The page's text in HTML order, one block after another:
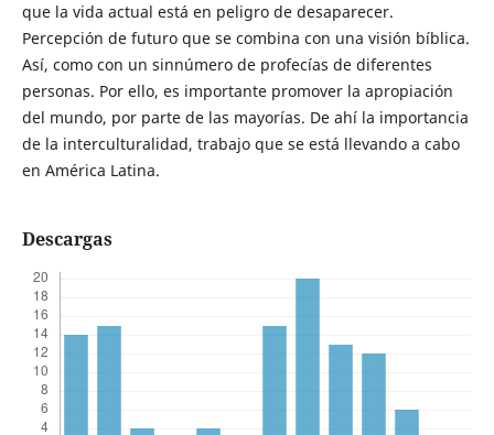
que la vida actual está en peligro de desaparecer.
Percepción de futuro que se combina con una visión bíblica.
Así, como con un sinnúmero de profecías de diferentes
personas. Por ello, es importante promover la apropiación
del mundo, por parte de las mayorías. De ahí la importancia
de la interculturalidad, trabajo que se está llevando a cabo
en América Latina.
Descargas